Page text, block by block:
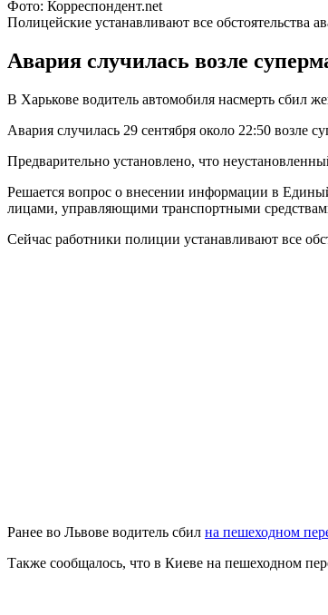
Фото: Корреспондент.net
Полицейские устанавливают все обстоятельства
Авария случилась возле
В Харькове водитель автомобиля насмерть сбил
Авария случилась 29 сентября около 22:50 возле
Предварительно установлено, что
Решается вопрос о внесении информации в
лицами, управляющими транспортными
Сейчас работники полиции устанавливают все
Ранее во Львове водитель сбил на пешеходном
Также сообщалось, что в Киеве на пешеходном